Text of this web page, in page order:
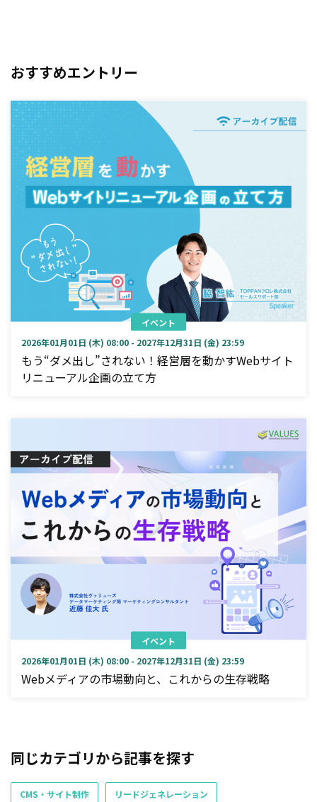
おすすめエントリー
イベント
2026年01月01日 (木) 08:00 - 2027年12月31日 (金) 23:59
もう“ダメ出し”されない！経営層を動かすWebサイト
リニューアル企画の立て方
イベント
2026年01月01日 (木) 08:00 - 2027年12月31日 (金) 23:59
Webメディアの市場動向と、これからの生存戦略
同じカテゴリから記事を探す
CMS・サイト制作 リードジェネレーション